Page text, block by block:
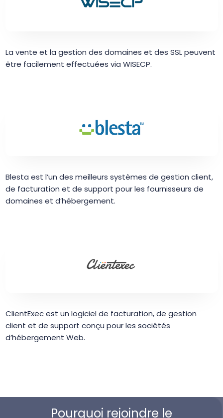
La vente et la gestion des domaines et des SSL peuvent
être facilement effectuées via WISECP.
Blesta est l’un des meilleurs systèmes de gestion client,
de facturation et de support pour les fournisseurs de
domaines et d’hébergement.
ClientExec est un logiciel de facturation, de gestion
client et de support conçu pour les sociétés
d’hébergement Web.
Pourquoi rejoindre le